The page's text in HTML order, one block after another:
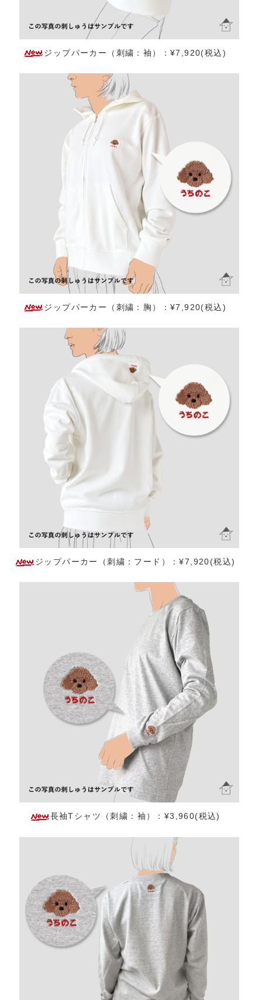
ジップパーカー（刺繍：袖）：¥7,920(税込)
ジップパーカー（刺繍：胸）：¥7,920(税込)
ジップパーカー（刺繍：フード）：¥7,920(税込)
長袖Tシャツ（刺繍：袖）：¥3,960(税込)